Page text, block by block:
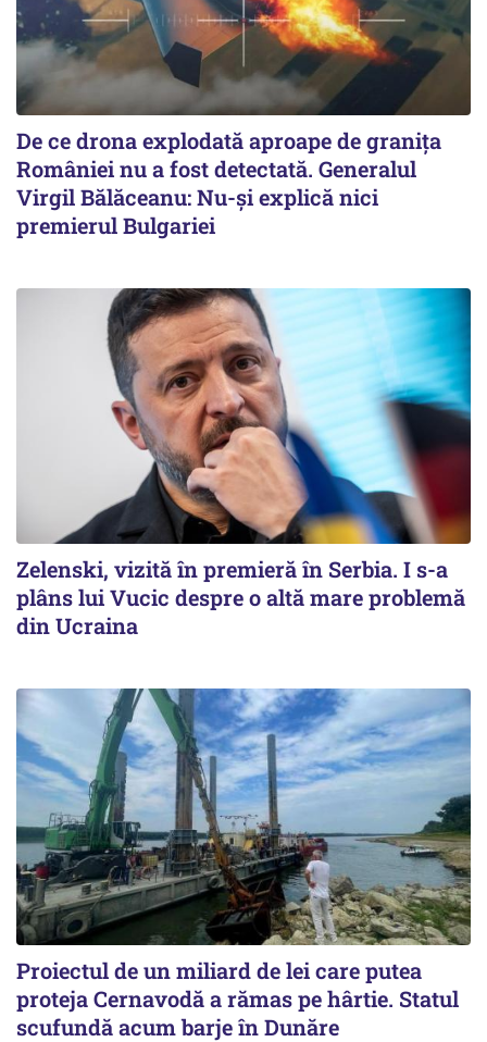
De ce drona explodată aproape de granița
României nu a fost detectată. Generalul
Virgil Bălăceanu: Nu-și explică nici
premierul Bulgariei
Zelenski, vizită în premieră în Serbia. I s-a
plâns lui Vucic despre o altă mare problemă
din Ucraina
Proiectul de un miliard de lei care putea
proteja Cernavodă a rămas pe hârtie. Statul
scufundă acum barje în Dunăre